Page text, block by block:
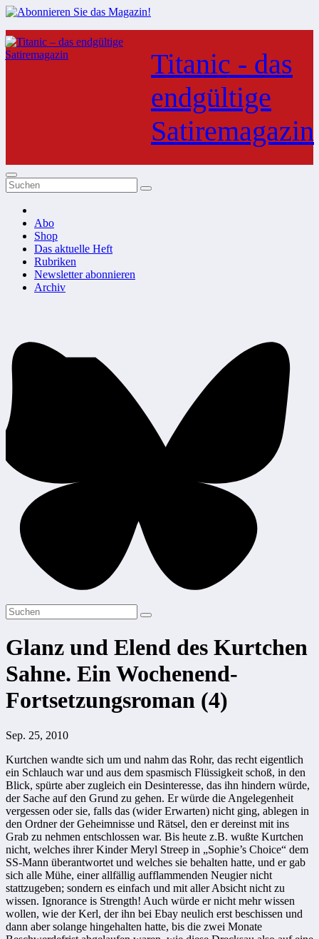
Zum
Inhalt
springen
Titanic - das
endgültige
Satiremagazin
Abo
Shop
Das aktuelle Heft
Rubriken
Newsletter abonnieren
Archiv
Glanz und Elend des Kurtchen
Sahne. Ein Wochenend-
Fortsetzungsroman (4)
Sep. 25, 2010
Kurtchen wandte sich um und nahm das Rohr, das recht eigentlich
ein Schlauch war und aus dem spasmisch Flüssigkeit schoß, in den
Blick, spürte aber zugleich ein Desinteresse, das ihn hindern würde,
der Sache auf den Grund zu gehen. Er würde die Angelegenheit
vergessen oder sie, falls das (wider Erwarten) nicht ging, ablegen in
den Ordner der Geheimnisse und Rätsel, den er dereinst mit ins
Grab zu nehmen entschlossen war. Bis heute z.B. wußte Kurtchen
nicht, welches ihrer Kinder Meryl Streep in „Sophie’s Choice“ dem
SS-Mann überantwortet und welches sie behalten hatte, und er gab
sich alle Mühe, einer allfällig aufflammenden Neugier nicht
stattzugeben; sondern es einfach und mit aller Absicht nicht zu
wissen. Ignorance is Strength! Auch würde er nicht mehr wissen
wollen, wie der Kerl, der ihn bei Ebay neulich erst beschissen und
dann aber solange hingehalten hatte, bis die zwei Monate